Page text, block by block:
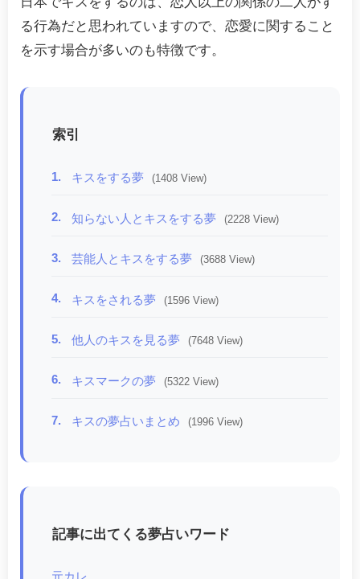
る行為だと思われていますので、恋愛に関すること
を示す場合が多いのも特徴です。
索引
1. キスをする夢 (1408 View)
2. 知らない人とキスをする夢 (2228 View)
3. 芸能人とキスをする夢 (3688 View)
4. キスをされる夢 (1596 View)
5. 他人のキスを見る夢 (7648 View)
6. キスマークの夢 (5322 View)
7. キスの夢占いまとめ (1996 View)
記事に出てくる夢占いワード